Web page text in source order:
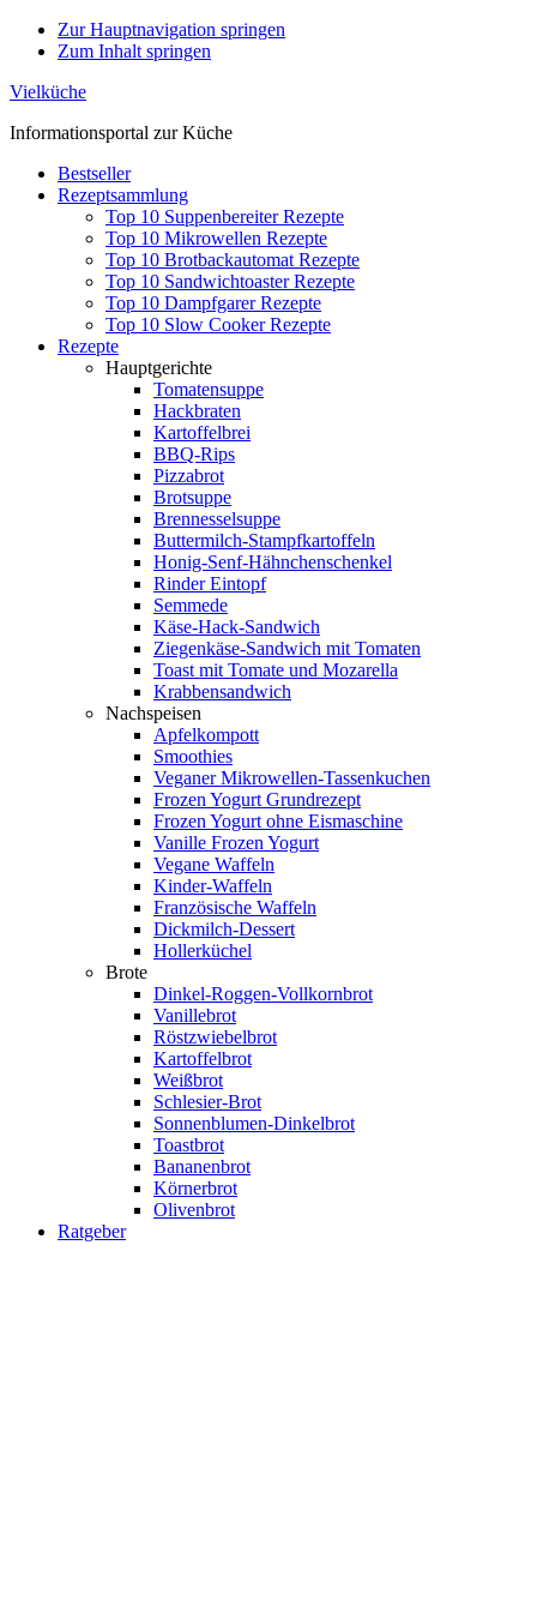
Zur Hauptnavigation springen
Zum Inhalt springen
Vielküche
Informationsportal zur Küche
Bestseller
Rezeptsammlung
Top 10 Suppenbereiter Rezepte
Top 10 Mikrowellen Rezepte
Top 10 Brotbackautomat Rezepte
Top 10 Sandwichtoaster Rezepte
Top 10 Dampfgarer Rezepte
Top 10 Slow Cooker Rezepte
Rezepte
Hauptgerichte
Tomatensuppe
Hackbraten
Kartoffelbrei
BBQ-Rips
Pizzabrot
Brotsuppe
Brennesselsuppe
Buttermilch-Stampfkartoffeln
Honig-Senf-Hähnchenschenkel
Rinder Eintopf
Semmede
Käse-Hack-Sandwich
Ziegenkäse-Sandwich mit Tomaten
Toast mit Tomate und Mozarella
Krabbensandwich
Nachspeisen
Apfelkompott
Smoothies
Veganer Mikrowellen-Tassenkuchen
Frozen Yogurt Grundrezept
Frozen Yogurt ohne Eismaschine
Vanille Frozen Yogurt
Vegane Waffeln
Kinder-Waffeln
Französische Waffeln
Dickmilch-Dessert
Hollerküchel
Brote
Dinkel-Roggen-Vollkornbrot
Vanillebrot
Röstzwiebelbrot
Kartoffelbrot
Weißbrot
Schlesier-Brot
Sonnenblumen-Dinkelbrot
Toastbrot
Bananenbrot
Körnerbrot
Olivenbrot
Ratgeber